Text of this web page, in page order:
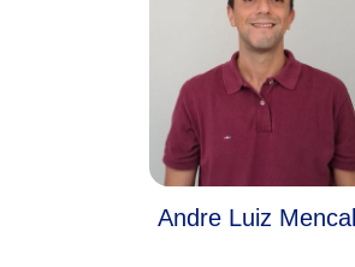
Andre Luiz